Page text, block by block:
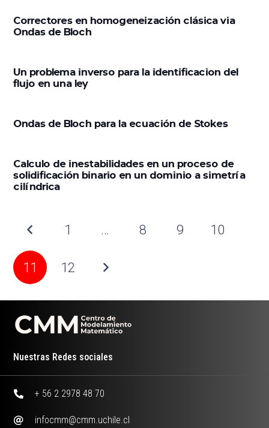
Correctores en homogeneización clásica via
Ondas de Bloch
Un problema inverso para la identificacion del
flujo en una ley
Ondas de Bloch para la ecuación de Stokes
Calculo de inestabilidades en un proceso de
solidificación binario en un dominio a simetría
cilíndrica
1 … 8 9 10
11 12
Nuestras Redes sociales
+ 56 2 2978 48 70
infocmm@cmm.uchile.cl